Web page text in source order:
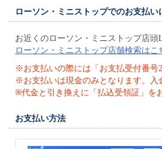
ローソン・ミニストップでのお支払い
お近くのローソン・ミニストップ店
ローソン・ミニストップ店舗検索はこ
※お支払いの際には「お支払受付番号
※お支払いは現金のみとなります。入
※代金と引き換えに「払込受領証」を
お支払い方法